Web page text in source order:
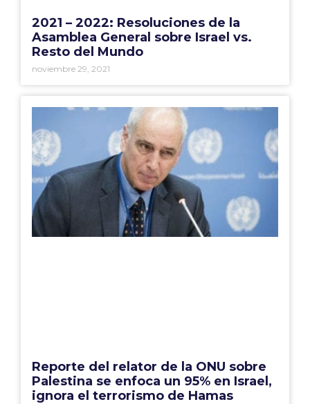
2021 – 2022: Resoluciones de la
Asamblea General sobre Israel vs.
Resto del Mundo
noviembre 29, 2021
Reporte del relator de la ONU sobre
Palestina se enfoca un 95% en Israel,
ignora el terrorismo de Hamas